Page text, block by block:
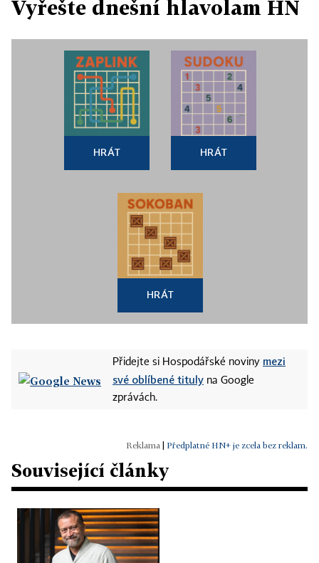
Vyřešte dnešní hlavolam HN
HRÁT HRÁT
HRÁT
Přidejte si Hospodářské noviny mezi
své oblíbené tituly na Google
zprávách.
Předplatné HN+ je zcela bez reklam.
Související články